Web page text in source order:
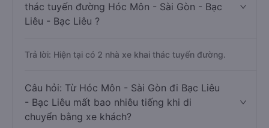
thác tuyến đường Hóc Môn - Sài Gòn - Bạc
Liêu - Bạc Liêu ?
Trả lời: Hiện tại có 2 nhà xe khai thác tuyến đường.
Câu hỏi: Từ Hóc Môn - Sài Gòn đi Bạc Liêu
- Bạc Liêu mất bao nhiêu tiếng khi di
chuyển bằng xe khách?